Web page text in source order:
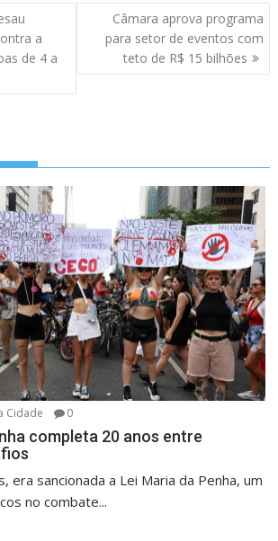
a
de 4 a
Câmara aprova programa
para setor de eventos com
teto de R$ 15 bilhões
Cidade 0
completa 20 anos entre
era sancionada a Lei Maria da Penha, um
no combate...